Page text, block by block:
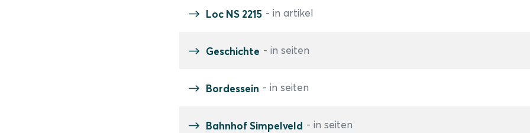
Loc NS 2215 - in artikel
Geschichte - in seiten
Bordessein - in seiten
Bahnhof Simpelveld - in seiten